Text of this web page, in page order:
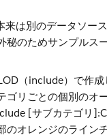
来は別のデータソー
秘のためサンプルス